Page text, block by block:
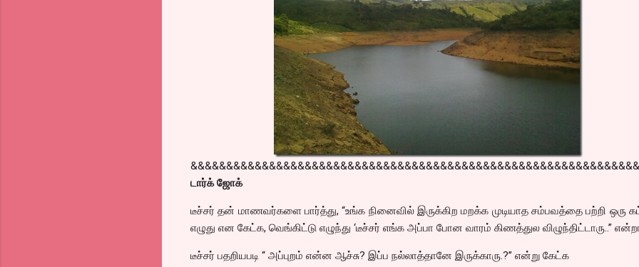
&&&&&&&&&&&&&&&&&&&&&&&&&&&&&&&&&&&&&&&&&&&&&&&&&&&&&&&&&&&&&&&
டார்க் ஜோக்
டீச்சர் தன் மாணவர்களை பார்த்து, “உங்க நினைவில் இருக்கிற மறக்க முடியாத சம்பவத்தை பற்றி ஒரு
எழுது என கேட்க, வெங்கிட்டு எழுந்து ‘டீச்சர் எங்க அப்பா போன வாரம் கிணத்துல விழுந்திட்டாரு..”
டீச்சர் பதறியபடி “ அப்புறம் என்ன ஆச்சு? இப்ப நல்லாத்தானே இருக்காரு.?” என்று கேட்க